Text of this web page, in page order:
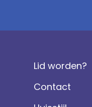
Lid worden?
Contact